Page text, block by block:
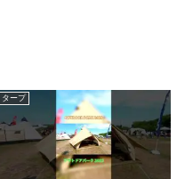
タープ